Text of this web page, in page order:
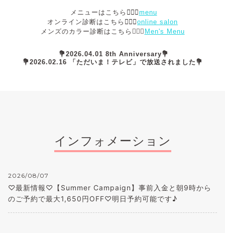
メニューはこちら💁🏻‍♀️ menu
オンライン診断はこちら💁🏻‍♀️ online salon
メンズのカラー診断はこちら💁🏻‍♂️ Men's Menu
💐2026.04.01 8th Anniversary💐
💐2026.02.16 「ただいま！テレビ」で放送されました💐
インフォメーション
2026/08/07
♡最新情報♡【Summer Campaign】事前入金と朝9時から
のご予約で最大1,650円OFF♡明日予約可能です♪